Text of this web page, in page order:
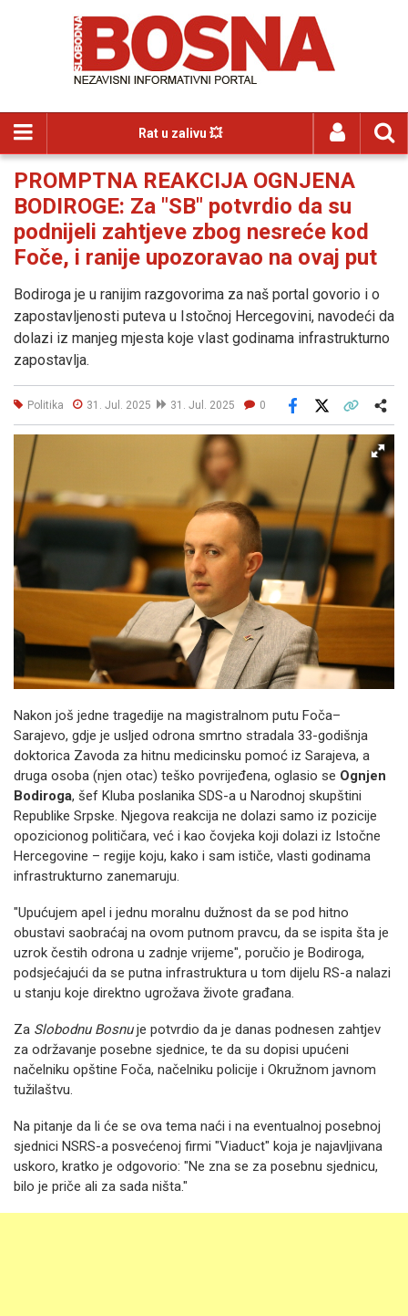
Rat u zalivu 💥
PROMPTNA REAKCIJA OGNJENA
BODIROGE: Za "SB" potvrdio da su
podnijeli zahtjeve zbog nesreće kod
Foče, i ranije upozoravao na ovaj put
Bodiroga je u ranijim razgovorima za naš portal govorio i o
zapostavljenosti puteva u Istočnoj Hercegovini, navodeći da
dolazi iz manjeg mjesta koje vlast godinama infrastrukturno
zapostavlja.
Politika 31. Jul. 2025 31. Jul. 2025 0
Facebook
Nakon još jedne tragedije na magistralnom putu Foča–
Sarajevo, gdje je usljed odrona smrtno stradala 33-godišnja
doktorica Zavoda za hitnu medicinsku pomoć iz Sarajeva, a
druga osoba (njen otac) teško povrijeđena, oglasio se Ognjen
Bodiroga, šef Kluba poslanika SDS-a u Narodnoj skupštini
Republike Srpske. Njegova reakcija ne dolazi samo iz pozicije
opozicionog političara, već i kao čovjeka koji dolazi iz Istočne
Hercegovine – regije koju, kako i sam ističe, vlasti godinama
infrastrukturno zanemaruju.
"Upućujem apel i jednu moralnu dužnost da se pod hitno
obustavi saobraćaj na ovom putnom pravcu, da se ispita šta je
uzrok čestih odrona u zadnje vrijeme", poručio je Bodiroga,
podsjećajući da se putna infrastruktura u tom dijelu RS-a nalazi
u stanju koje direktno ugrožava živote građana.
Za Slobodnu Bosnuje potvrdio da je danas podnesen zahtjev
za održavanje posebne sjednice, te da su dopisi upućeni
načelniku opštine Foča, načelniku policije i Okružnom javnom
tužilaštvu.
Na pitanje da li će se ova tema naći i na eventualnoj posebnoj
sjednici NSRS-a posvećenoj firmi "Viaduct" koja je najavljivana
uskoro, kratko je odgovorio: "Ne zna se za posebnu sjednicu,
bilo je priče ali za sada ništa."